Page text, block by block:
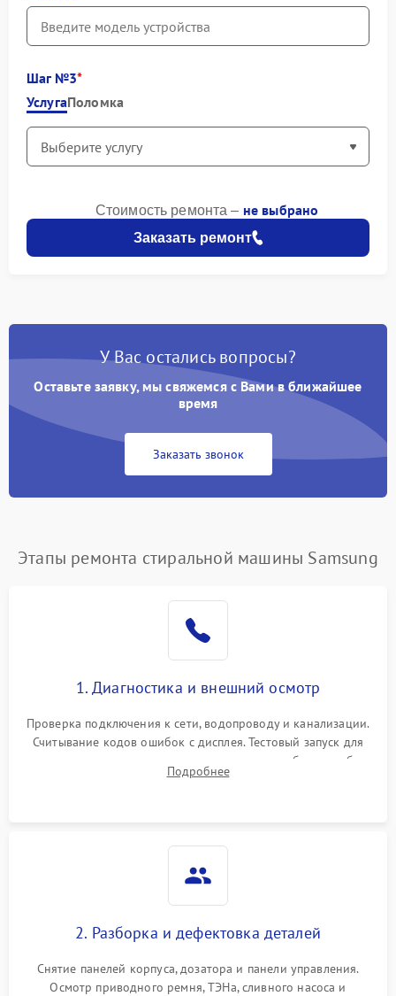
Шаг №3
УслугаПоломка
Заказать ремонт
Стоимость ремонта – не выбрано
У Вас остались вопросы?
Оставьте заявку, мы свяжемся с Вами в ближайшее
время
Заказать звонок
Этапы ремонта стиральной машины Samsung
1. Диагностика и внешний осмотр
Проверка подключения к сети, водопроводу и канализации.
Считывание кодов ошибок с дисплея. Тестовый запуск для
выявления посторонних шумов, протечек или сбоев в работе
электронного модуля управления.
Подробнее
2. Разборка и дефектовка деталей
Снятие панелей корпуса, дозатора и панели управления.
Осмотр приводного ремня, ТЭНа, сливного насоса и